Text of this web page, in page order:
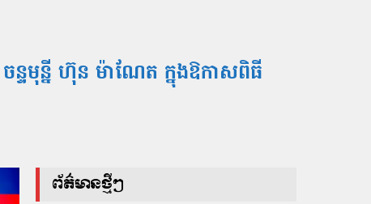
ទមុន្នី ហ៊ុន ម៉ាណែត ក្នុងឱកាសពិធី
ព័ត៌មានថ្មីៗ